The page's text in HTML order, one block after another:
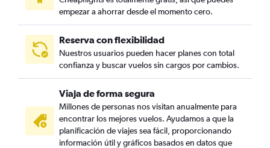
empezar a ahorrar desde el momento cero.
Reserva con flexibilidad
Nuestros usuarios pueden hacer planes con total
confianza y buscar vuelos sin cargos por cambios.
Viaja de forma segura
Millones de personas nos visitan anualmente para
encontrar los mejores vuelos. Ayudamos a que la
planificación de viajes sea fácil, proporcionando
información útil y gráficos basados en datos que